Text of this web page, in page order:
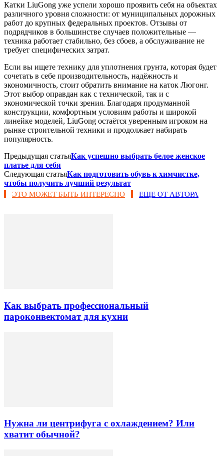
Катки LiuGong уже успели хорошо проявить себя на объектах
различного уровня сложности: от муниципальных дорожных
работ до крупных федеральных проектов. Отзывы от
подрядчиков в большинстве случаев положительные —
техника работает стабильно, без сбоев, а обслуживание не
требует специфических затрат.
Если вы ищете технику для уплотнения грунта, которая будет
сочетать в себе производительность, надёжность и
экономичность, стоит обратить внимание на каток Люгонг.
Этот выбор оправдан как с технической, так и с
экономической точки зрения. Благодаря продуманной
конструкции, комфортным условиям работы и широкой
линейке моделей, LiuGong остаётся уверенным игроком на
рынке строительной техники и продолжает набирать
популярность.
Предыдущая статьяКак успешно выбрать белое женское
платье для себя
Следующая статьяКак подготовить обувь к химчистке,
чтобы получить лучший результат
ЭТО МОЖЕТ БЫТЬ ИНТЕРЕСНО ЕЩЕ ОТ АВТОРА
Как выбрать профессиональный
пароконвектомат для кухни
Нужна ли центрифуга с охлаждением? Или
хватит обычной?